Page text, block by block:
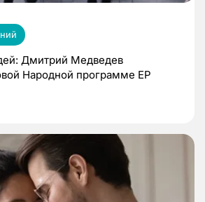
Дмитрий Медведев
Народной программе ЕР